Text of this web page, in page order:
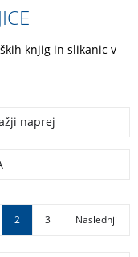
knjig in slikanic v
naprej
2 3 Naslednji